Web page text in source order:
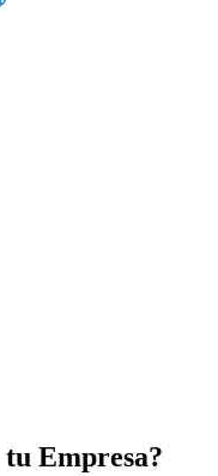
tu Empresa?